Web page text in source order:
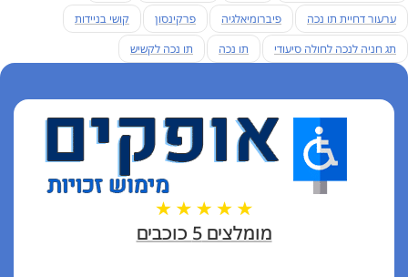
ערעור דחיית תו נכה
פיברומיאלגיה פרקינסון
קושי בניידות
תג חניה לנכה לחולה סיעודי
תו נכה תו נכה לקשיש
מומלצים 5 כוכבים